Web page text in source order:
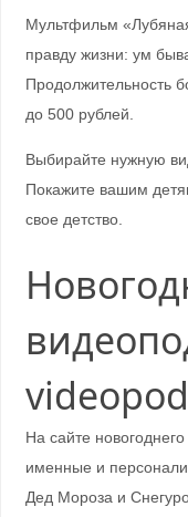
Мультфильм
правду жизни: ум
Продолжительность
до 500 рублей.
Выбирайте нужную
Покажите вашим
свое детство.
На сайте
именные и
Дед Мороза и